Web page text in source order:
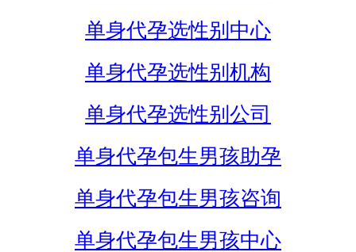
单身代孕选性别中心
单身代孕选性别机构
单身代孕选性别公司
单身代孕包生男孩助孕
单身代孕包生男孩咨询
单身代孕包生男孩中心